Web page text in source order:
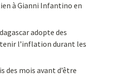
à Gianni Infantino en
adopte des
l’inflation durant les
des mois avant d’être